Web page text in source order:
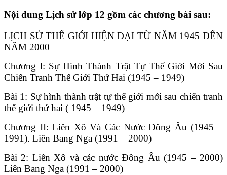
Nội dung Lịch sử lớp 12 gồm các chương bài sau:
LỊCH SỬ THẾ GIỚI HIỆN ĐẠI TỪ NĂM 1945 ĐẾN
NĂM 2000
Chương I: Sự Hình Thành Trật Tự Thế Giới Mới Sau
Chiến Tranh Thế Giới Thứ Hai (1945 – 1949)
Bài 1: Sự hình thành trật tự thế giới mới sau chiến tranh
thế giới thứ hai ( 1945 – 1949)
Chương II: Liên Xô Và Các Nước Đông Âu (1945 –
1991). Liên Bang Nga (1991 – 2000)
Bài 2: Liên Xô và các nước Đông Âu (1945 – 2000)
Liên Bang Nga (1991 – 2000)